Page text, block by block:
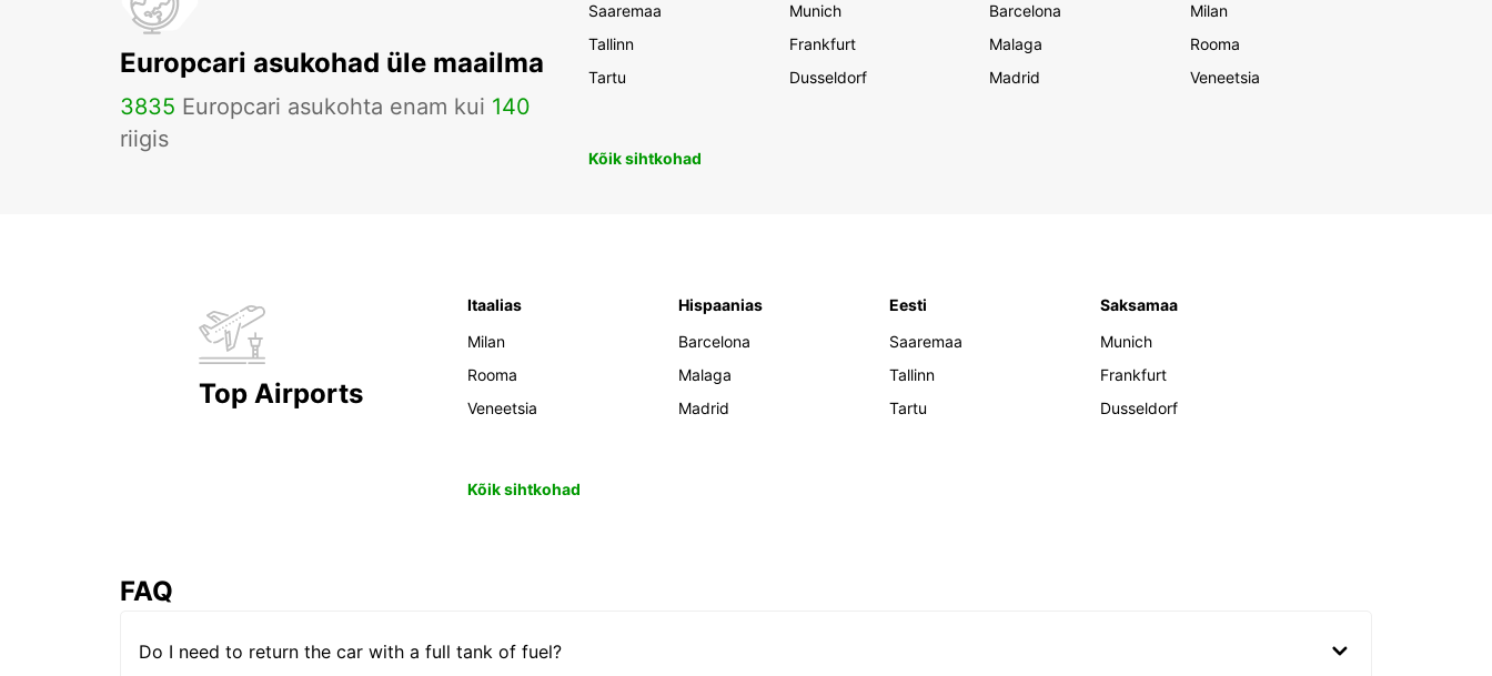
Europcari asukohad üle maailma
3835 Europcari asukohta enam kui 140
riigis
Saaremaa
Tallinn
Tartu
Munich
Frankfurt
Dusseldorf
Barcelona
Malaga
Madrid
Milan
Rooma
Veneetsia
Kõik sihtkohad
Top Airports
Itaalias
Milan
Rooma
Veneetsia
Hispaanias
Barcelona
Malaga
Madrid
Eesti
Saaremaa
Tallinn
Tartu
Saksamaa
Munich
Frankfurt
Dusseldorf
Kõik sihtkohad
FAQ
Do I need to return the car with a full tank of fuel?